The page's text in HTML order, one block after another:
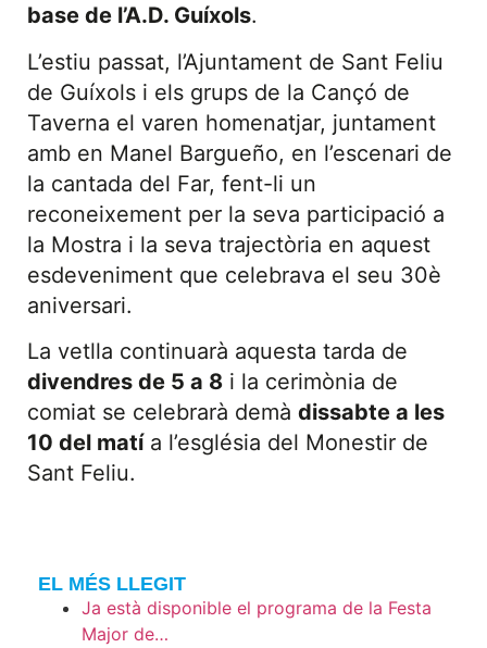
base de l’A.D. Guíxols.
L’estiu passat, l’Ajuntament de Sant Feliu
de Guíxols i els grups de la Cançó de
Taverna el varen homenatjar, juntament
amb en Manel Bargueño, en l’escenari de
la cantada del Far, fent-li un
reconeixement per la seva participació a
la Mostra i la seva trajectòria en aquest
esdeveniment que celebrava el seu 30è
aniversari.
La vetlla continuarà aquesta tarda de
divendres de 5 a 8 i la cerimònia de
comiat se celebrarà demà dissabte a les
10 del matía l’església del Monestir de
Sant Feliu.
EL MÉS LLEGIT
Ja està disponible el programa de la Festa
Major de…